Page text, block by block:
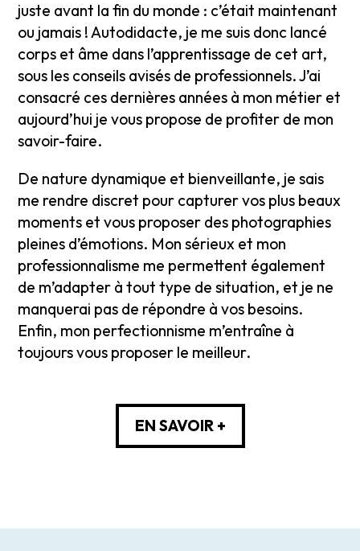
juste avant la fin du monde : c’était maintenant
ou jamais ! Autodidacte, je me suis donc lancé
corps et âme dans l’apprentissage de cet art,
sous les conseils avisés de professionnels. J’ai
consacré ces dernières années à mon métier et
aujourd’hui je vous propose de profiter de mon
savoir-faire.
De nature dynamique et bienveillante, je sais
me rendre discret pour capturer vos plus beaux
moments et vous proposer des photographies
pleines d’émotions. Mon sérieux et mon
professionnalisme me permettent également
de m’adapter à tout type de situation, et je ne
manquerai pas de répondre à vos besoins.
Enfin, mon perfectionnisme m’entraîne à
toujours vous proposer le meilleur.
EN SAVOIR +